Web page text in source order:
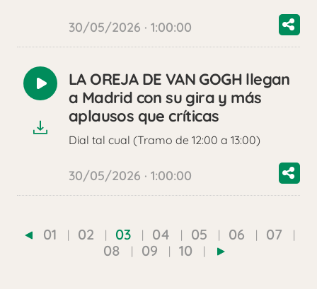
30/05/2026 · 1:00:00
Reproducir
audio
LA OREJA DE VAN GOGH llegan
a Madrid con su gira y más
aplausos que críticas
Dial tal cual (Tramo de 12:00 a 13:00)
30/05/2026 · 1:00:00
01 02 03 04 05 06
07
08
09 10